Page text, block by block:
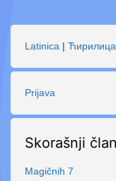
Latinica | Ћирилица
Prijava
Skorašnji
Magičnih 7